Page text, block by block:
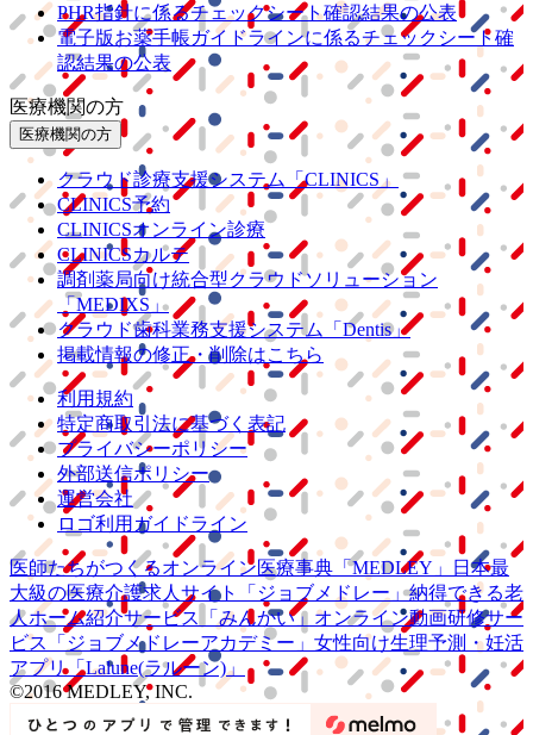
PHR指針に係るチェックシート確認結果の公表
電子版お薬手帳ガイドラインに係るチェックシート確
認結果の公表
医療機関の方
医療機関の方
クラウド診療支援システム
「CLINICS」
CLINICS予約
CLINICSオンライン診療
CLINICSカルテ
調剤薬局向け統合型クラウドソリューション
「MEDIXS」
クラウド歯科業務支援システム
「Dentis」
掲載情報の修正・削除はこちら
利用規約
特定商取引法に基づく表記
プライバシーポリシー
外部送信ポリシー
運営会社
ロゴ利用ガイドライン
医師たちがつくるオンライン医療事典 「MEDLEY」
日本最
大級の医療介護求人サイト 「ジョブメドレー」納得できる老
人ホーム紹介サービス
「みんかい」 オンライン動画研修サー
ビス
「ジョブメドレーアカデミー」 女性向け生理予測・妊活
アプリ「Lalune(ラルーン)」
©2016 MEDLEY, INC.